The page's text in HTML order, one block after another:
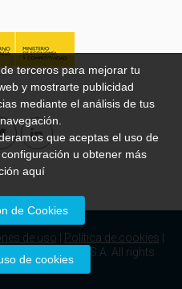
de uso Política de cookies
Entertainment S.A. All rights
terceros para mejorar tu
y mostrarte publicidad
mediante el análisis de tus
que aceptas el uso de
u obtener más
aquí
de Cookies
de cookies